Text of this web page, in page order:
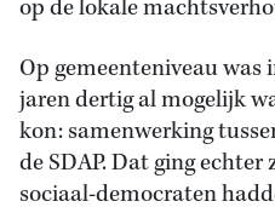
op de lokale
Op gemeenteniveau was
jaren dertig al mogelijk
kon: samenwerking
de SDAP. Dat ging
sociaal-democraten